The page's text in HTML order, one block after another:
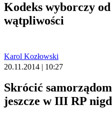
Kodeks wyborczy
wątpliwości
Karol Kozłowski
20.11.2014 | 10:27
Skrócić
jeszcze w III RP